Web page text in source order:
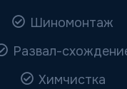
Шиномонтаж
Развал-
Химчистка